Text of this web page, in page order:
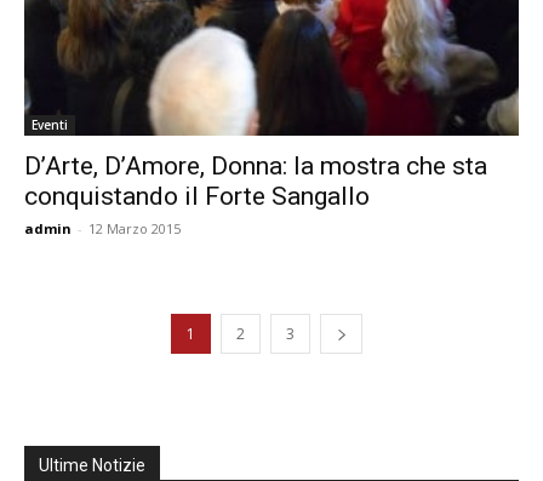
Eventi
D’Arte, D’Amore, Donna: la mostra che sta
conquistando il Forte Sangallo
admin - 12 Marzo 2015
1 2 3
Ultime Notizie